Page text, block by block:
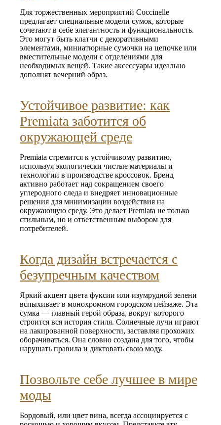
Для торжественных мероприятий Coccinelle
предлагает специальные модели сумок, которые
сочетают в себе элегантность и функциональность.
Это могут быть клатчи с декоративными
элементами, миниатюрные сумочки на цепочке или
вместительные модели с отделениями для
необходимых вещей. Такие аксессуары идеально
дополнят вечерний образ.
Устойчивое развитие: как
Premiata заботится об
окружающей среде
Premiata стремится к устойчивому развитию,
используя экологически чистые материалы и
технологии в производстве кроссовок. Бренд
активно работает над сокращением своего
углеродного следа и внедряет инновационные
решения для минимизации воздействия на
окружающую среду. Это делает Premiata не только
стильным, но и ответственным выбором для
потребителей.
Когда дизайн встречается с
безупречным качеством
Яркий акцент цвета фуксии или изумрудной зелени
вспыхивает в монохромном городском пейзаже. Эта
сумка — главный герой образа, вокруг которого
строится вся история стиля. Солнечные лучи играют
на лакированной поверхности, заставляя прохожих
оборачиваться. Она словно создана для того, чтобы
нарушать правила и диктовать свою моду.
Позвольте себе лучшее в мире
моды
Бордовый, или цвет вина, всегда ассоциируется с